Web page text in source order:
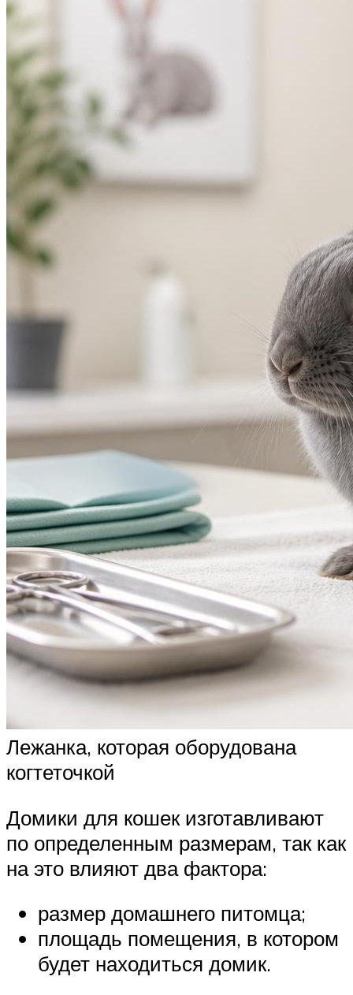
Лежанка, которая оборудована
когтеточкой
Домики для кошек изготавливают
по определенным размерам, так как
на это влияют два фактора:
размер домашнего питомца;
площадь помещения, в котором
будет находиться домик.